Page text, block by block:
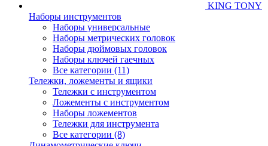
KING TONY
Наборы инструментов
Наборы универсальные
Наборы метрических головок
Наборы дюймовых головок
Наборы ключей гаечных
Все категории (11)
Тележки, ложементы и ящики
Тележки с инструментом
Ложементы с инструментом
Наборы ложементов
Тележки для инструмента
Все категории (8)